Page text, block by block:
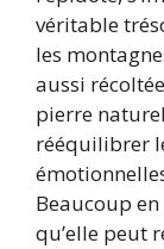
véritable
les
aussi
pierre
rééquilibrer
Beaucoup
qu’elle peut